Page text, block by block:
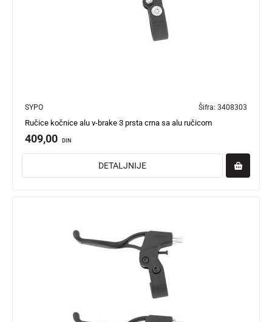
SYPO Šifra: 3408303
Ručice kočnice alu v-brake 3 prsta crna sa alu ručicom
409,00 DIN
DETALJNIJE